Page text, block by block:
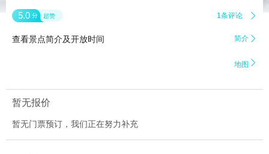
5.0 分 超赞 1条评论 
查看景点简介及开放时间 简介 
地图 
暂无报价
暂无门票预订，我们正在努力补充